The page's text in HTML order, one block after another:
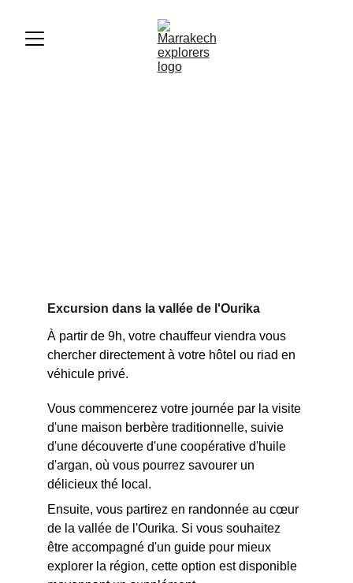
Excursion dans la vallée de l'Ourika
À partir de 9h, votre chauffeur viendra vous
chercher directement à votre hôtel ou riad en
véhicule privé.
Vous commencerez votre journée par la visite
d'une maison berbère traditionnelle, suivie
d'une découverte d'une coopérative d'huile
d'argan, où vous pourrez savourer un
délicieux thé local.
Ensuite, vous partirez en randonnée au cœur
de la vallée de l'Ourika. Si vous souhaitez
être accompagné d'un guide pour mieux
explorer la région, cette option est disponible